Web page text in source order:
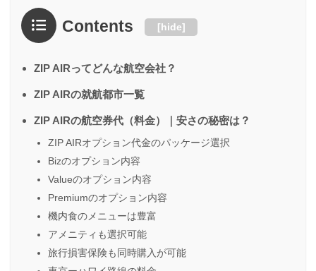
Contents [hide]
ZIP AIRってどんな航空会社？
ZIP AIRの就航都市一覧
ZIP AIRの航空券代（料金）｜安さの秘密は？
ZIP AIRオプション代金のパッケージ選択
Bizのオプション内容
Valueのオプション内容
Premiumのオプション内容
機内食のメニューは豊富
アメニティも選択可能
旅行損害保険も同時購入が可能